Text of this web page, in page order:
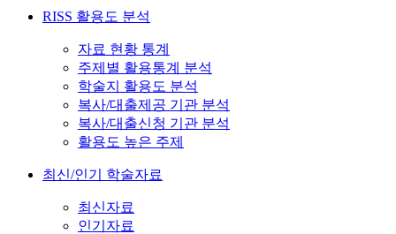
RISS 활용도 분석
자료 현황 통계
주제별 활용통계 분석
학술지 활용도 분석
복사/대출제공 기관 분석
복사/대출신청 기관 분석
활용도 높은 주제
최신/인기 학술자료
최신자료
인기자료